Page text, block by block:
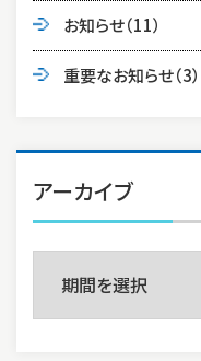
お知らせ（11）
重要なお知らせ（3）
アーカイブ